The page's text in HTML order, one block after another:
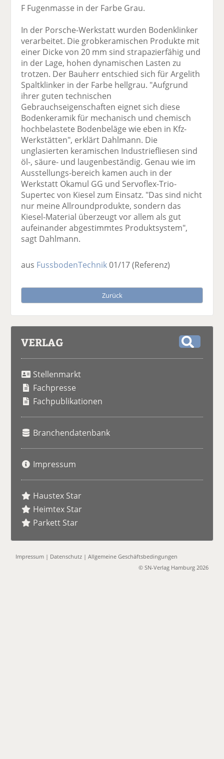
F Fugenmasse in der Farbe Grau.
In der Porsche-Werkstatt wurden Bodenklinker
verarbeitet. Die grobkeramischen Produkte mit
einer Dicke von 20 mm sind strapazierfähig und
in der Lage, hohen dynamischen Lasten zu
trotzen. Der Bauherr entschied sich für Argelith
Spaltklinker in der Farbe hellgrau. "Aufgrund
ihrer guten technischen
Gebrauchseigenschaften eignet sich diese
Bodenkeramik für mechanisch und chemisch
hochbelastete Bodenbeläge wie eben in Kfz-
Werkstätten", erklärt Dahlmann. Die
unglasierten keramischen Industriefliesen sind
öl-, säure- und laugenbeständig. Genau wie im
Ausstellungs-bereich kamen auch in der
Werkstatt Okamul GG und Servoflex-Trio-
Supertec von Kiesel zum Einsatz. "Das sind nicht
nur meine Allroundprodukte, sondern das
Kiesel-Material überzeugt vor allem als gut
aufeinander abgestimmtes Produktsystem",
sagt Dahlmann.
aus FussbodenTechnik01/17(Referenz)
Zurück
VERLAG
Stellenmarkt
Fachpresse
Fachpublikationen
Branchendatenbank
Impressum
Haustex Star
Heimtex Star
Parkett Star
Impressum | Datenschutz |Allgemeine Geschäftsbedingungen
© SN-Verlag Hamburg 2026